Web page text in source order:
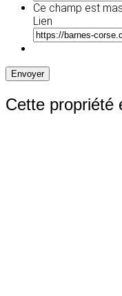
Ce champ est
Lien
Envoyer
Cette propriété